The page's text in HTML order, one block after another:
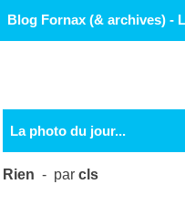
Blog Fornax (& archives) -
La photo du jour...
Rien - parcls